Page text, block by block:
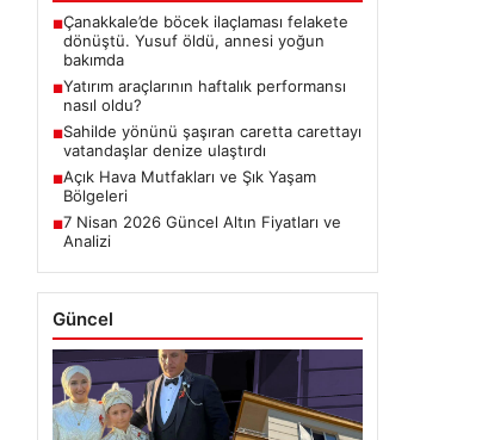
■Çanakkale’de böcek ilaçlaması felakete
dönüştü. Yusuf öldü, annesi yoğun
bakımda
■Yatırım araçlarının haftalık performansı
nasıl oldu?
■Sahilde yönünü şaşıran caretta carettayı
vatandaşlar denize ulaştırdı
■Açık Hava Mutfakları ve Şık Yaşam
Bölgeleri
■7 Nisan 2026 Güncel Altın Fiyatları ve
Analizi
Güncel